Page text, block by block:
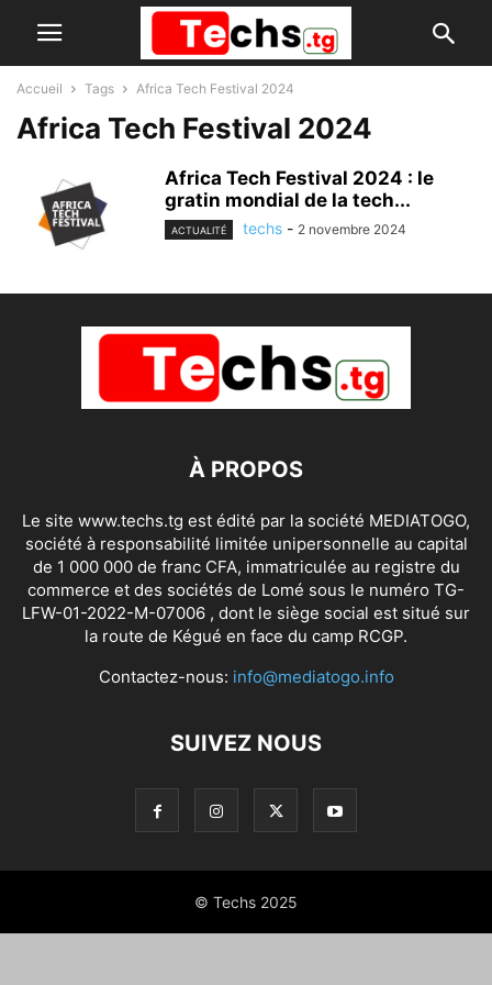
Accueil Tags Africa Tech Festival 2024
Africa Tech Festival 2024
Africa Tech Festival 2024 : le
gratin mondial de la tech...
ACTUALITÉ techs - 2 novembre 2024
À PROPOS
Le site www.techs.tg est édité par la société MEDIATOGO,
société à responsabilité limitée unipersonnelle au capital
de 1 000 000 de franc CFA, immatriculée au registre du
commerce et des sociétés de Lomé sous le numéro TG-
LFW-01-2022-M-07006 , dont le siège social est situé sur
la route de Kégué en face du camp RCGP.
Contactez-nous: info@mediatogo.info
SUIVEZ NOUS
© Techs 2025